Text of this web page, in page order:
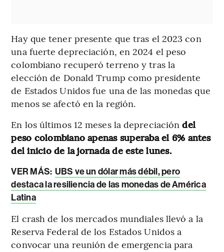
Hay que tener presente que tras el 2023 con
una fuerte depreciación, en 2024 el peso
colombiano recuperó terreno y tras la
elección de Donald Trump como presidente
de Estados Unidos fue una de las monedas que
menos se afectó en la región.
En los últimos 12 meses la depreciacióndel
peso colombiano apenas superaba el 6% antes
del inicio de la jornada de este lunes.
VER MÁS: UBS ve un dólar más débil, pero
destaca la resiliencia de las monedas de América
Latina
El crash de los mercados mundiales llevó a la
Reserva Federal de los Estados Unidos a
convocar una reunión de emergencia para